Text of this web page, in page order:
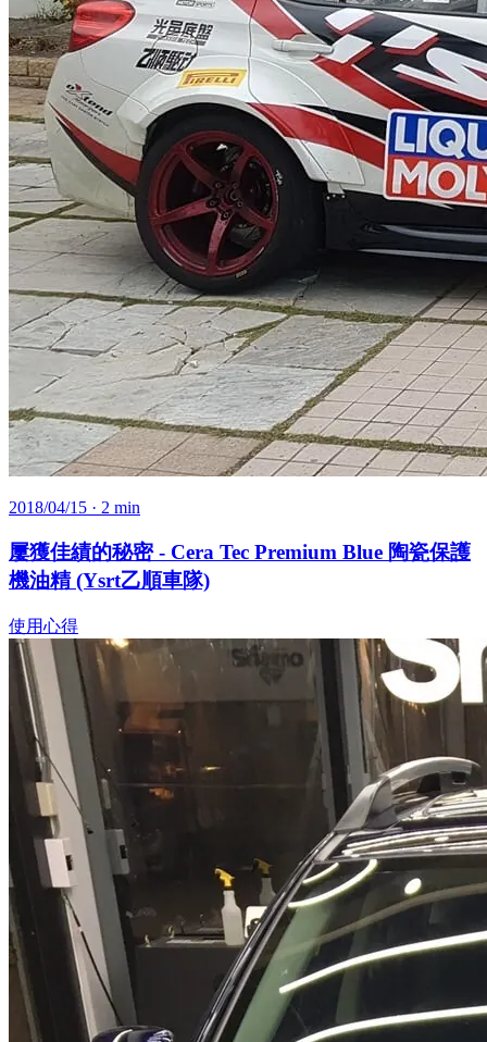
2018/04/15 · 2 min
屢獲佳績的秘密 - Cera Tec Premium Blue 陶瓷保護
機油精 (Ysrt乙順車隊)
使用心得